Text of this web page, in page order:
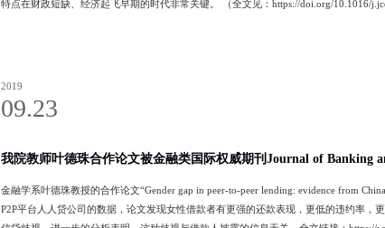
特点在财政短缺、经济起飞早期的时代非常关键。 （全文见：https://doi.org/10.1016/
2019
09.23
我院教师叶德珠合作论文被金融类国际权威期刊Journal of Banking
金融学系叶德珠教授的合作论文“Gender gap in peer-to-peer lending: evidence from
P2P平台人人贷公司的数据，论文发现女性借款者有更强的还款表现，更低的违约率